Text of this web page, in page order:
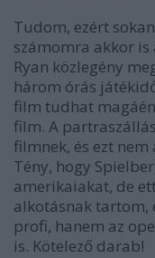
Tudom, ezért
számomra akkor
Ryan közlegény
három órás
film tudhat
film. A
filmnek, és ezt
Tény, hogy
amerikaiakat, de
alkotásnak tartom,
profi, hanem az
is. Kötelező darab!